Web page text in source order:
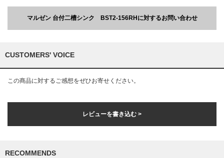
マルゼン 台付二槽シンク BST2-156RHに対するお問い合わせ
CUSTOMERS' VOICE
この商品に対するご感想をぜひお寄せください。
レビューを書き込む >
RECOMMENDS